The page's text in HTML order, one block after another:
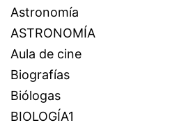
Astronomía
ASTRONOMÍA
Aula de cine
Biografías
Biólogas
BIOLOGÍA1